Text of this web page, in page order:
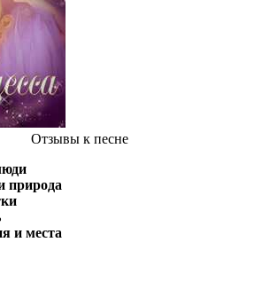
Отзывы к песне
природа
и места